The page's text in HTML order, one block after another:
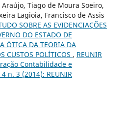
Araújo, Tiago de Moura Soeiro,
Lagioia, Francisco de Assis
SOBRE AS EVIDENCIAÇÕES
DO ESTADO DE
ÓTICA DA TEORIA DA
CUSTOS POLÍTICOS , REUNIR
Contabilidade e
n. 3 (2014): REUNIR